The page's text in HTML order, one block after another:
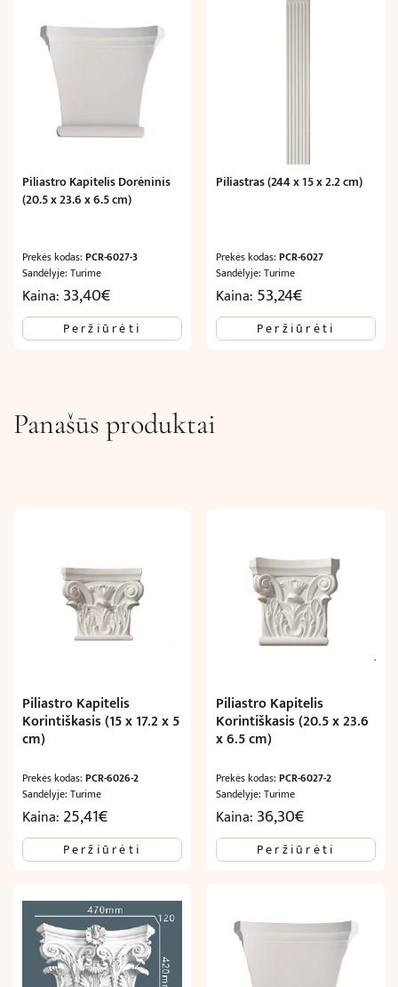
Piliastro Kapitelis Dorėninis
(20.5 x 23.6 x 6.5 cm)
Prekės kodas: PCR-6027-3
Sandėlyje: Turime
Kaina: 33,40€
Peržiūrėti
Piliastras (244 x 15 x 2.2 cm)
Prekės kodas:PCR-6027
Sandėlyje: Turime
Kaina: 53,24€
Peržiūrėti
Panašūs produktai
Piliastro Kapitelis
Korintiškasis (15 x 17.2 x 5
cm)
Prekės kodas: PCR-6026-2
Sandėlyje: Turime
Kaina: 25,41€
Peržiūrėti
Piliastro Kapitelis
Korintiškasis (20.5 x 23.6
x 6.5 cm)
Prekės kodas:PCR-6027-2
Sandėlyje: Turime
Kaina: 36,30€
Peržiūrėti